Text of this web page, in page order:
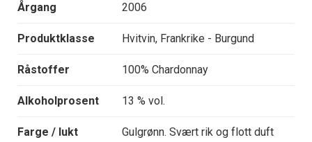
Årgang 2006
Produktklasse Hvitvin, Frankrike - Burgund
Råstoffer 100% Chardonnay
Alkoholprosent 13 % vol.
Farge / lukt
Gulgrønn. Svært rik og flott duft